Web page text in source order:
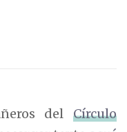
del Círculo